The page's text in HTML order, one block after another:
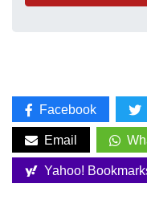
Facebook
Email
Yahoo!